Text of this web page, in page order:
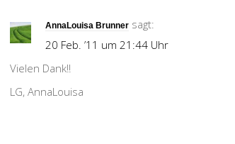
AnnaLouisa Brunner sagt:
20 Feb. ’11 um 21:44 Uhr
Vielen Dank!!
LG, AnnaLouisa